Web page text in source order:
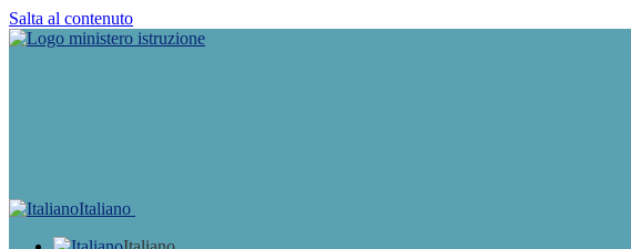
Salta al contenuto
Italiano